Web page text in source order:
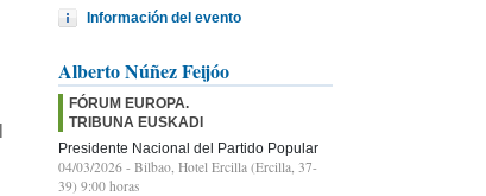
Información del evento
Alberto Núñez Feijóo
FÓRUM EUROPA.
TRIBUNA EUSKADI
Presidente Nacional del Partido Popular
04/03/2026 - Bilbao, Hotel Ercilla (Ercilla, 37-
39) 9:00 horas